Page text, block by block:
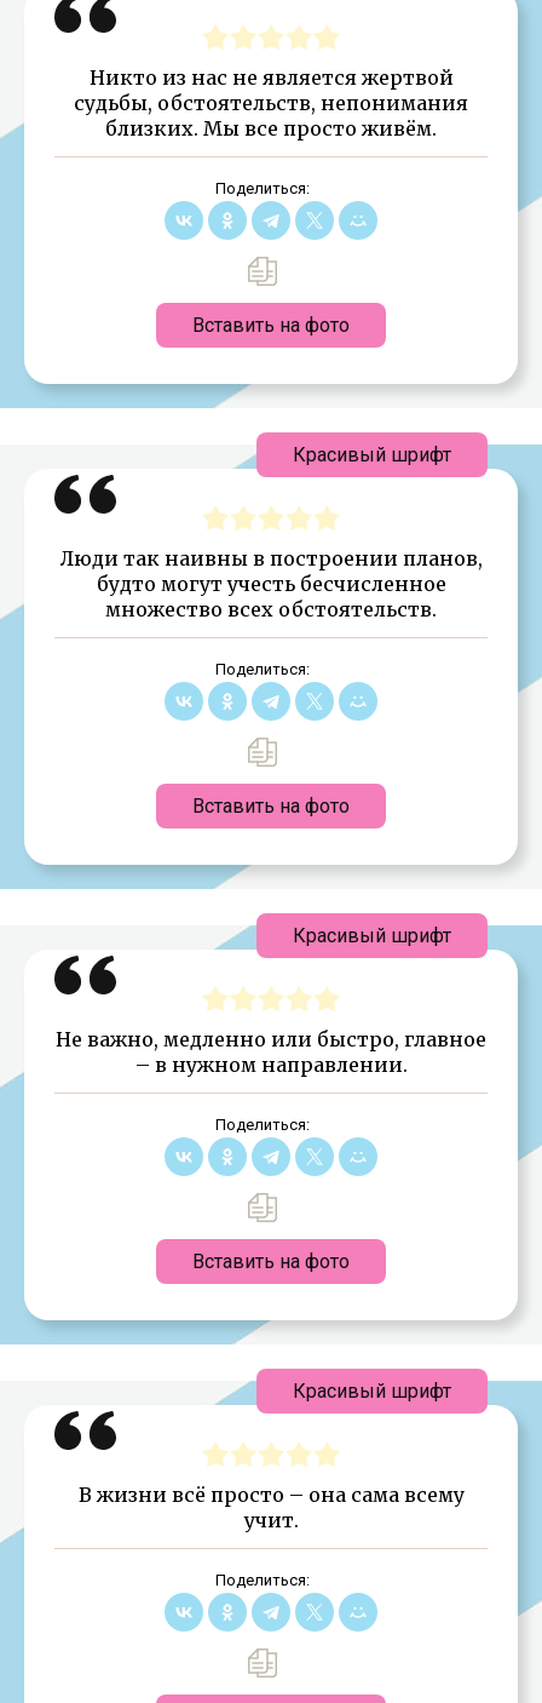
Никто из нас не является жертвой
судьбы, обстоятельств, непонимания
близких. Мы все просто живём.
Поделиться:
Вставить на фото
Люди так наивны в построении планов,
будто могут учесть бесчисленное
множество всех обстоятельств.
Поделиться:
Вставить на фото
Красивый шрифт
Не важно, медленно или быстро, главное
– в нужном направлении.
Поделиться:
Вставить на фото
Красивый шрифт
В жизни всё просто – она сама всему
учит.
Поделиться:
Красивый шрифт